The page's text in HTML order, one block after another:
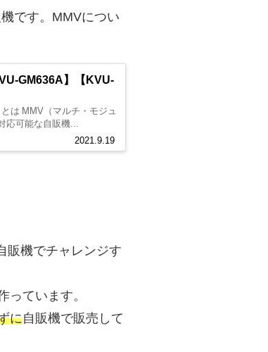
です。MMVについ
GM636A】【KVU-
2021.9.19
は MMV（マルチ・モジュ
応可能な自販機...
販機でチャレンジす
っています。
に自販機で販売して